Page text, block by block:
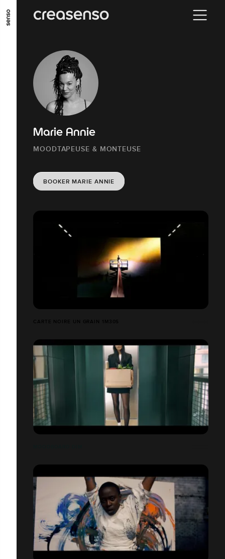
ALLER AU CONTENU PRINCIPAL
ALLER EN BAS DE PAGE
Marie Annie
MOODTAPEUSE & MONTEUSE
BOOKER MARIE ANNIE
CARTE NOIRE UN GRAIN 1M30S